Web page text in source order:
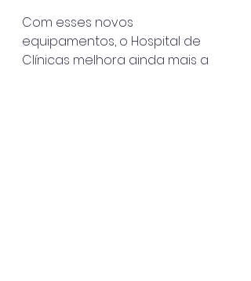
Com esses novos
equipamentos, o Hospital de
Clínicas melhora ainda mais a